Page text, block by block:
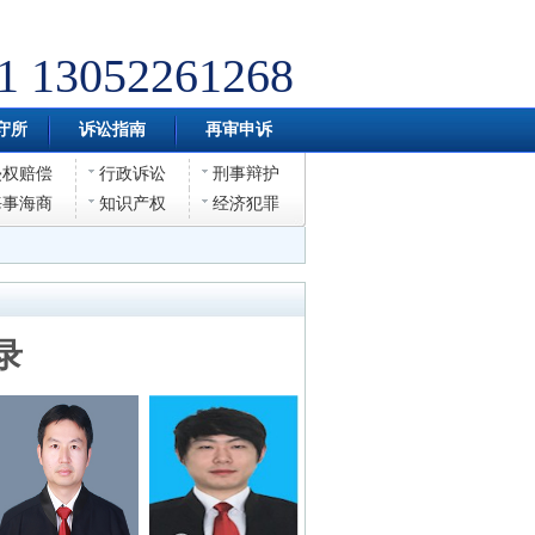
13052261268
所 诉讼指南 再审申诉
赔偿 行政诉讼
刑事辩护
海商
知识产权 经济犯罪